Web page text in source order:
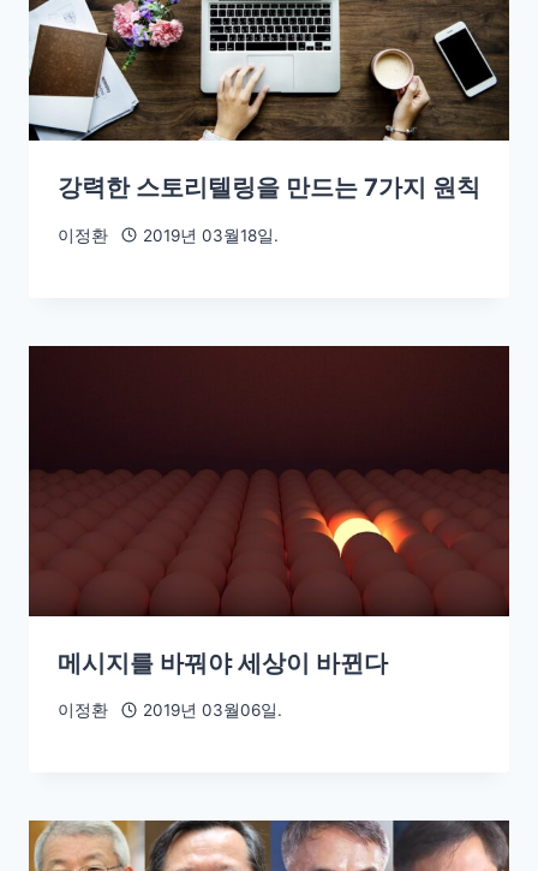
강력한 스토리텔링을 만드는 7가지 원칙
이정환 2019년 03월18일.
메시지를 바꿔야 세상이 바뀐다
이정환 2019년 03월06일.